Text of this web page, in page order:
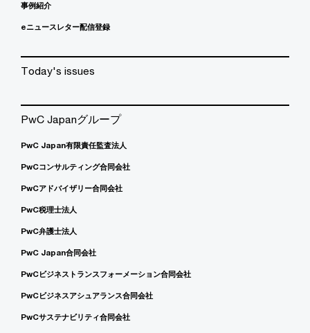
事例紹介
eニュースレター配信登録
Today's issues
PwC Japanグループ
PwC Japan有限責任監査法人
PwCコンサルティング合同会社
PwCアドバイザリー合同会社
PwC税理士法人
PwC弁護士法人
PwC Japan合同会社
PwCビジネストランスフォーメーション合同会社
PwCビジネスアシュアランス合同会社
PwCサステナビリティ合同会社